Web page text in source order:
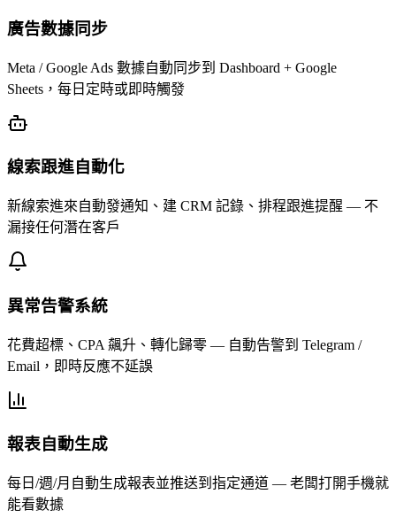
廣告數據同步
Meta / Google Ads 數據自動同步到 Dashboard + Google
Sheets，每日定時或即時觸發
線索跟進自動化
新線索進來自動發通知、建 CRM 記錄、排程跟進提醒 — 不
漏接任何潛在客戶
異常告警系統
花費超標、CPA 飆升、轉化歸零 — 自動告警到 Telegram /
Email，即時反應不延誤
報表自動生成
每日/週/月自動生成報表並推送到指定通道 — 老闆打開手機就
能看數據